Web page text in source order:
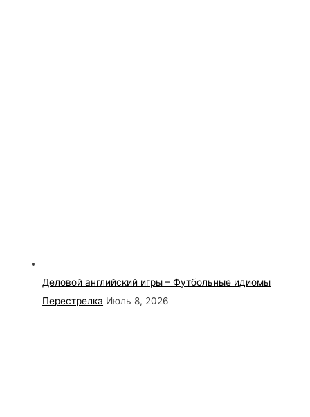
Деловой английский игры – Футбольные идиомы
Перестрелка Июль 8, 2026